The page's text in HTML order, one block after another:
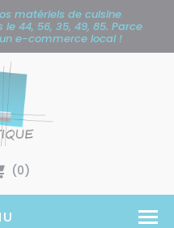
matériels de cuisine
le 44, 56, 35, 49, 85. Parce
e-commerce local !
(0)